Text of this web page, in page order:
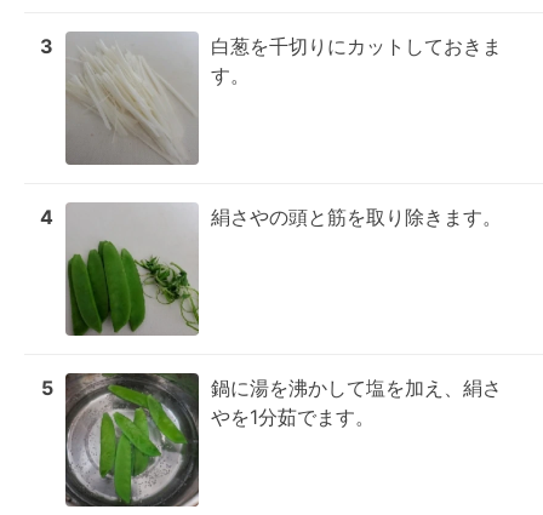
3
白葱を千切りにカットしておきま
す。
4 絹さやの頭と筋を取り除きます。
5
鍋に湯を沸かして塩を加え、絹さ
やを1分茹でます。